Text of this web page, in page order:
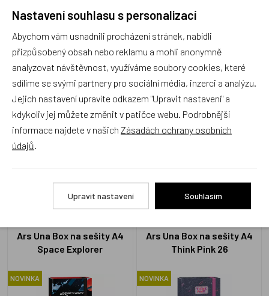
Recenze
Produkt zatím nemá žádné hodnocení,buďte první, kdo
produkt ohodnotí!
Přidat hodnocení
Alternativní zboží
Ars Una Box na sešity A4
Space Explorer
NOVINKA
Ars Una Box na sešity A4
Think Pink 26
NOVINKA
Nastavení souhlasu s personalizací
Abychom vám usnadnili procházení stránek, nabídli
přizpůsobený obsah nebo reklamu a mohli anonymně
analyzovat návštěvnost, využíváme soubory cookies, které
sdílíme se svými partnery pro sociální média, inzerci a analýzu.
Jejich nastavení upravíte odkazem "Upravit nastavení" a
kdykoliv jej můžete změnit v patičce webu. Podrobnější
informace najdete v našich Zásadách ochrany osobních
údajů
Upravit nastavení Souhlasím